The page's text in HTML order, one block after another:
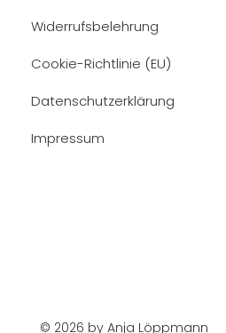
© 2026 by Anja Löppmann
Widerrufsbelehrung
Cookie-Richtlinie (EU)
Datenschutzerklärung
Impressum